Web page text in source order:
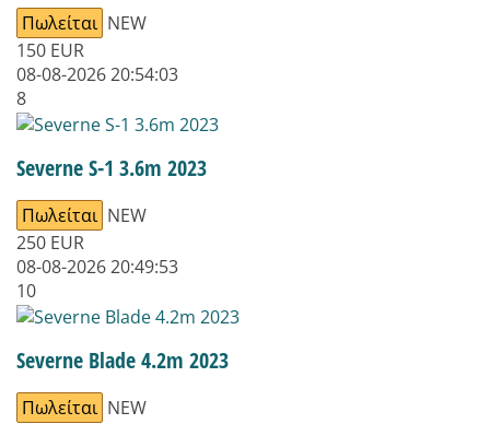
Πωλείται NEW
150 EUR
08-08-2026 20:54:03
8
Severne S-1 3.6m 2023
Πωλείται NEW
250 EUR
08-08-2026 20:49:53
10
Severne Blade 4.2m 2023
Πωλείται NEW